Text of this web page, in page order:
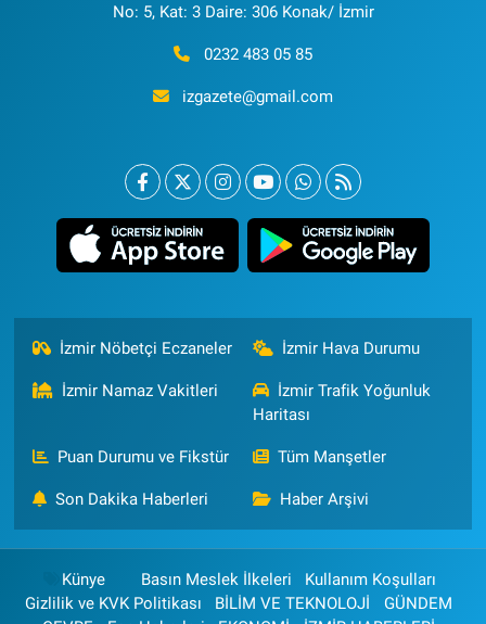
No: 5, Kat: 3 Daire: 306 Konak/ İzmir
0232 483 05 85
izgazete@gmail.com
İzmir Nöbetçi Eczaneler İzmir Hava Durumu
İzmir Namaz Vakitleri
İzmir Trafik Yoğunluk
Haritası
Puan Durumu ve Fikstür Tüm Manşetler
Son Dakika Haberleri Haber Arşivi
Künye Basın Meslek İlkeleri
Kullanım Koşulları
Gizlilik ve KVK Politikası
BİLİM VE TEKNOLOJİ
GÜNDEM